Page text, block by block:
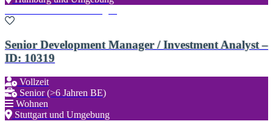
Senior Development Manager / Investment Analyst –
ID: 10319
Vollzeit
Senior (>6 Jahren BE)
Wohnen
Stuttgart und Umgebung